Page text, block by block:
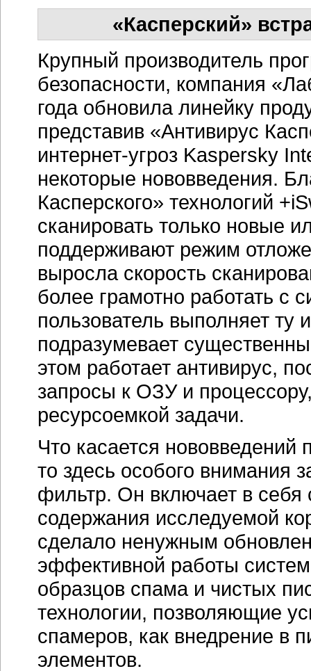
«Касперский»
Крупный производитель
безопасности, компания
года обновила линейку
представив «Антивирус
интернет-угроз Kaspersky
некоторые нововведения.
Касперского» технологий
сканировать только новые
поддерживают режим
выросла скорость
более грамотно работать с
пользователь выполняет
подразумевает
этом работает антивирус,
запросы к ОЗУ и
ресурсоемкой задачи.
Что касается
то здесь особого внимания
фильтр. Он включает в
содержания исследуемой
сделало ненужным
эффективной работы
образцов спама и чистых
технологии, позволяющие
спамеров, как внедрение в
элементов.